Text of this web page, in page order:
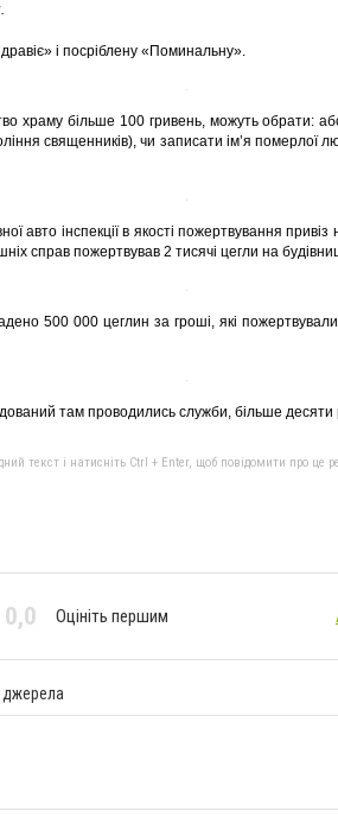
і посріблену «Поминальну».
храму більше 100 гривень, можуть обрати:
священників), чи записати ім’я померлої
авто інспекції в якості пожертвування привіз
справ пожертвував 2 тисячі цегли на
500 000 цеглин за гроші, які
там проводились служби, більше десяти
текст і натисніть Ctrl + Enter, щоб повідомити про це
0,0 Оцініть першим
джерела